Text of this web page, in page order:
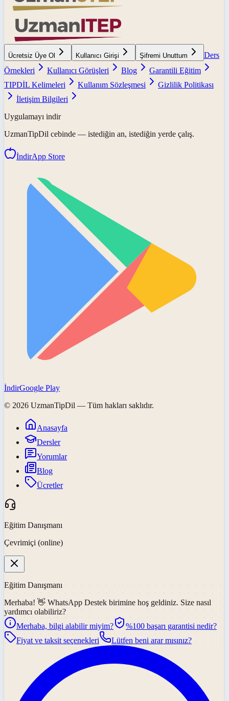
Ücretsiz Üye Ol Kullanıcı Girişi Şifremi Unuttum
Ders
Örnekleri
Kullanıcı Görüşleri Blog
Garantili Eğitim
TIPDİL Kelimeleri
Kullanım Sözleşmesi
Gizlilik Politikası
İletişim Bilgileri
Uygulamayı indir
UzmanTipDil cebinde — istediğin an, istediğin yerde çalış.
İndirApp Store
İndirGoogle Play
© 2026 UzmanTipDil — Tüm hakları saklıdır.
Anasayfa
Dersler
Yorumlar
Blog
Ücretler
Eğitim Danışmanı
Çevrimiçi (online)
Eğitim Danışmanı
Merhaba! 👋 WhatsApp Destek birimine hoş geldiniz. Size nasıl
yardımcı olabiliriz?
Merhaba, bilgi alabilir miyim?
%100 başarı garantisi nedir?
Fiyat ve taksit seçenekleri
Lütfen beni arar mısınız?